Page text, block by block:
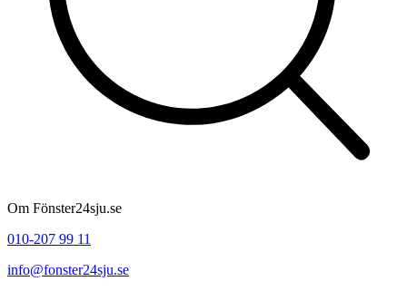
Om Fönster24sju.se
010-207 99 11
info@fonster24sju.se